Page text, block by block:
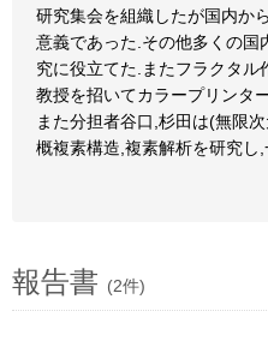
研究集会を組織したが国内か
意義であった.その他多くの国
究に役立てた.またフラクタル
教授を招いてカラープリンタ
また分担者谷口,杉田は(無限
概複素構造,複素解析を研究し,
報告書 (2件)